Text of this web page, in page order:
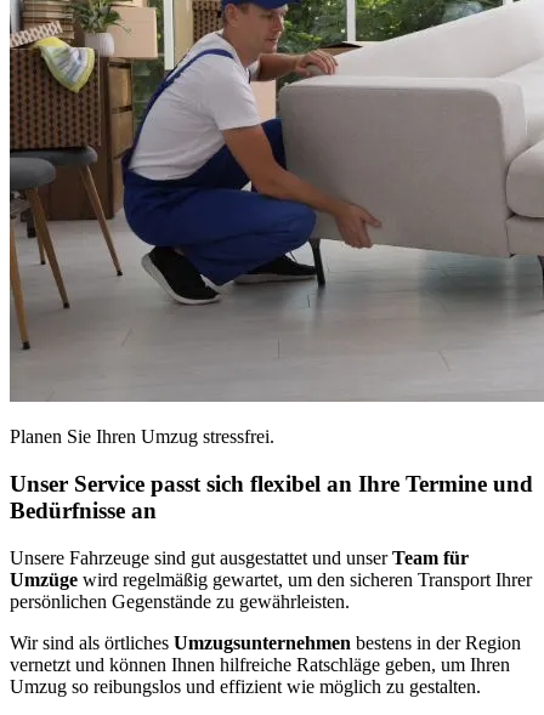
Planen Sie Ihren Umzug stressfrei.
Unser Service passt sich flexibel an Ihre Termine und
Bedürfnisse an
Unsere Fahrzeuge sind gut ausgestattet und unserTeam für
Umzüge wird regelmäßig gewartet, um den sicheren Transport Ihrer
persönlichen Gegenstände zu gewährleisten.
Wir sind als örtliches Umzugsunternehmen bestens in der Region
vernetzt und können Ihnen hilfreiche Ratschläge geben, um Ihren
Umzug so reibungslos und effizient wie möglich zu gestalten.